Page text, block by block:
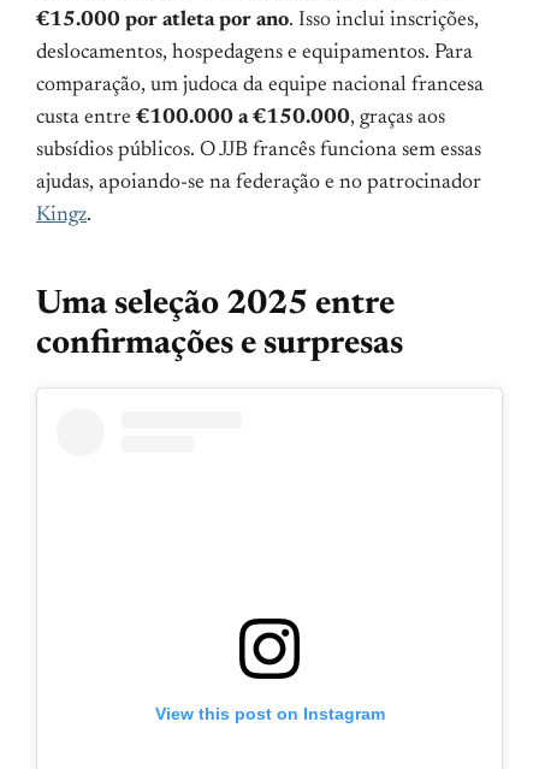
€15.000 por atleta por ano. Isso inclui inscrições,
deslocamentos, hospedagens e equipamentos. Para
comparação, um judoca da equipe nacional francesa
custa entre €100.000 a €150.000, graças aos
subsídios públicos. O JJB francês funciona sem essas
ajudas, apoiando-se na federação e no patrocinador
Kingz.
Uma seleção 2025 entre
confirmações e surpresas
View this post on Instagram